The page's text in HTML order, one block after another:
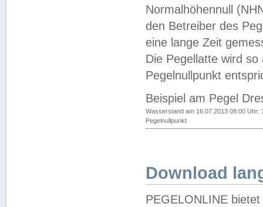
Normalhöhennull
den Betreiber des
eine lange Zeit
Die Pegellatte wird
Pegelnullpunkt
Beispiel am Pegel
Wasserstand am 16.07.2013 08:00 Uhr:
Pegelnullpunkt
Download
PEGELONLINE